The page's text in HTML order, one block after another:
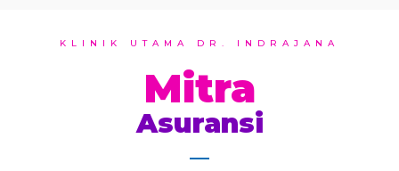
KLINIK UTAMA DR. INDRAJANA
Mitra
Asuransi